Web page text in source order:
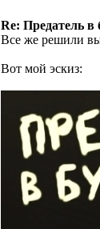
Re: Предатель в
Все же решили
Вот мой эскиз: